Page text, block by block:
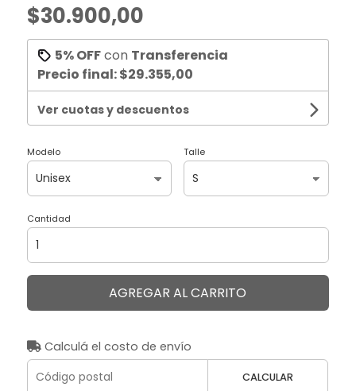
$30.900,00
5% OFFcon Transferencia
Precio final:$29.355,00
Ver cuotas y descuentos
Modelo Talle
Cantidad
AGREGAR AL CARRITO
Calculá el costo de envío
CALCULAR